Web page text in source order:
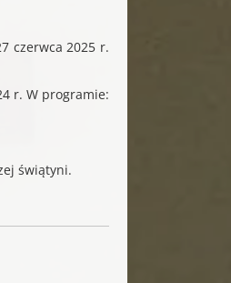
czerwca 2025 r.
r. W programie:
świątyni.